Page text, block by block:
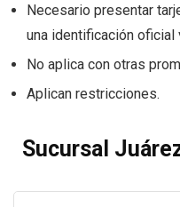
Necesario presentar
una identificación oficial
No aplica con otras
Aplican restricciones.
Sucursal